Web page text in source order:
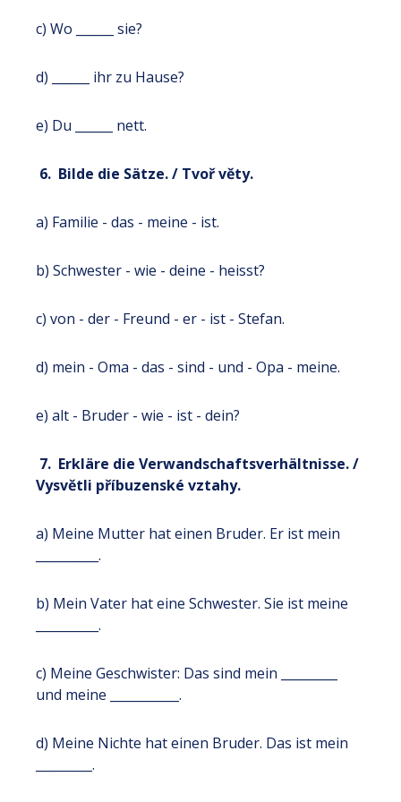
c) Wo ______ sie?
d) ______ ihr zu Hause?
e) Du ______ nett.
6. Bilde die Sätze. / Tvoř věty.
a) Familie - das - meine - ist.
b) Schwester - wie - deine - heisst?
c) von - der - Freund - er - ist - Stefan.
d) mein - Oma - das - sind - und - Opa - meine.
e) alt - Bruder - wie - ist - dein?
7. Erkläre die Verwandschaftsverhältnisse. /
Vysvětli příbuzenské vztahy.
a) Meine Mutter hat einen Bruder. Er ist mein
__________.
b) Mein Vater hat eine Schwester. Sie ist meine
__________.
c) Meine Geschwister: Das sind mein _________
und meine ___________.
d) Meine Nichte hat einen Bruder. Das ist mein
_________.